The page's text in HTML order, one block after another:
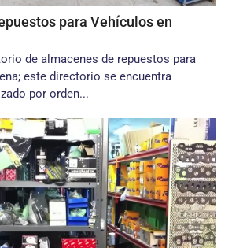
para Vehículos en
de almacenes de repuestos para
este directorio se encuentra
por orden...